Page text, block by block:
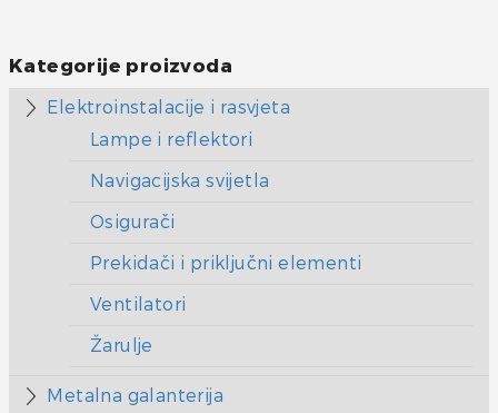
Kategorije proizvoda
Elektroinstalacije i rasvjeta
Lampe i reflektori
Navigacijska svijetla
Osigurači
Prekidači i priključni elementi
Ventilatori
Žarulje
Metalna galanterija